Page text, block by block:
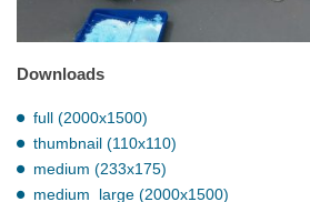
Downloads
full (2000x1500)
thumbnail (110x110)
medium (233x175)
medium_large (2000x1500)